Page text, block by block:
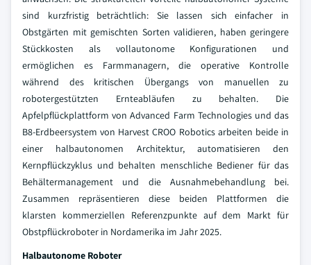
sind kurzfristig beträchtlich: Sie lassen sich einfacher in
Obstgärten mit gemischten Sorten validieren, haben geringere
Stückkosten als vollautonome Konfigurationen und
ermöglichen es Farmmanagern, die operative Kontrolle
während des kritischen Übergangs von manuellen zu
robotergestützten Ernteabläufen zu behalten. Die
Apfelpflückplattform von Advanced Farm Technologies und das
B8-Erdbeersystem von Harvest CROO Robotics arbeiten beide in
einer halbautonomen Architektur, automatisieren den
Kernpflückzyklus und behalten menschliche Bediener für das
Behältermanagement und die Ausnahmebehandlung bei.
Zusammen repräsentieren diese beiden Plattformen die
klarsten kommerziellen Referenzpunkte auf dem Markt für
Obstpflückroboter in Nordamerika im Jahr 2025.
Halbautonome Roboter